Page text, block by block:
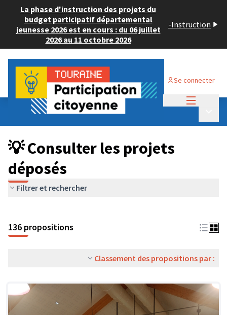
La phase d'instruction des projets du
budget participatif départemental
jeunesse 2026 est en cours : du 06 juillet
2026 au 11 octobre 2026
-Instruction
Se connecter
Budget Participatif JEUNESSE 2024
💡 Consulter les projets déposés
💡 Consulter les projets
déposés
Filtrer et rechercher
136 propositions
Classement des propositions par :